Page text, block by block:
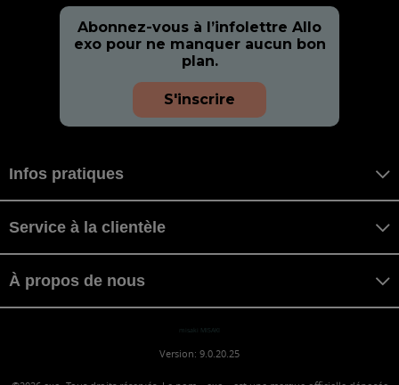
Abonnez-vous à l’infolettre Allo
exo pour ne manquer aucun bon
plan.
S'inscrire
Infos pratiques
Service à la clientèle
À propos de nous
misaki MISAKI
Version: 9.0.20.25